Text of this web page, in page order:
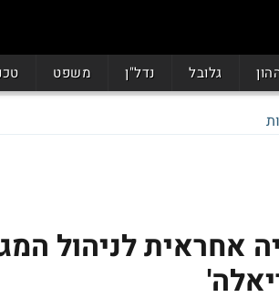
גלובל נדל"ן משפט
אחראית לניהול